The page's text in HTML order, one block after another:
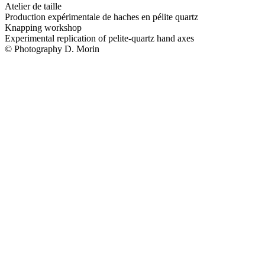
Atelier de taille
Production expérimentale de haches en pélite quartz
Knapping workshop
Experimental replication of pelite-quartz hand axes
© Photography D. Morin